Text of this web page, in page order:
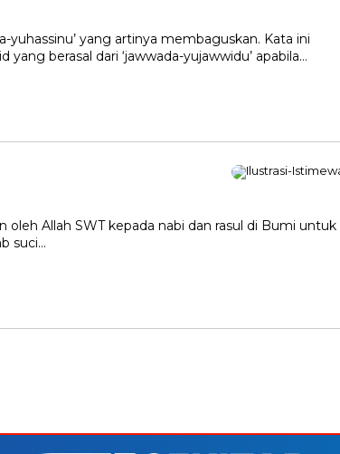
yuhassinu’ yang artinya membaguskan. Kata ini
berasal dari ‘jawwada-yujawwidu’ apabila…
oleh Allah SWT kepada nabi dan rasul di Bumi untuk
suci…